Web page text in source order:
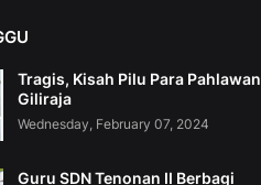
Tragis, Kisah Pilu Para Pahlawan
Giliraja
Wednesday, February 07, 2024
Guru SDN Tenonan II Berbagi